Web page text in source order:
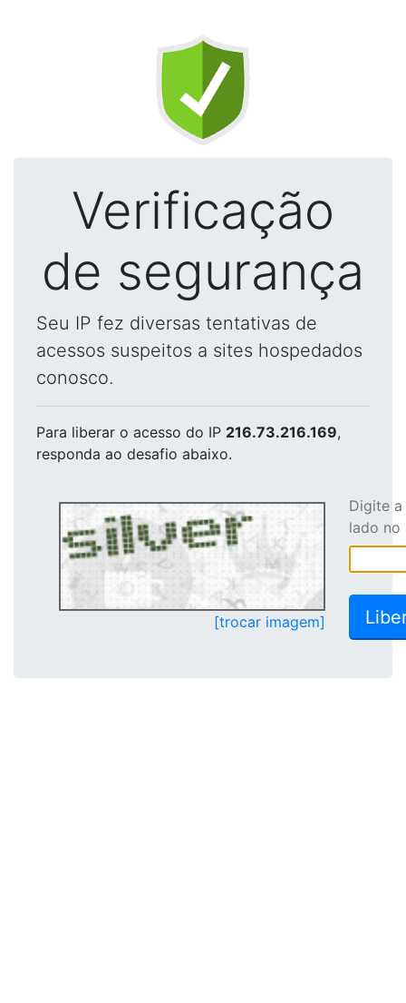
Verificação
de segurança
Seu IP fez diversas tentativas de
acessos suspeitos a sites hospedados
conosco.
Para liberar o acesso do IP 216.73.216.169,
responda ao desafio abaixo.
[trocar imagem]
Digite
lado no